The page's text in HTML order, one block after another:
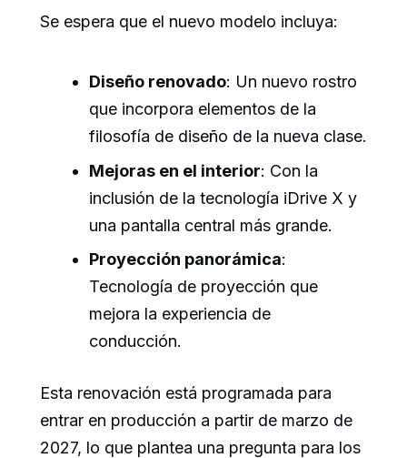
Se espera que el nuevo modelo incluya:
Diseño renovado: Un nuevo rostro
que incorpora elementos de la
filosofía de diseño de la nueva clase.
Mejoras en el interior: Con la
inclusión de la tecnología iDrive X y
una pantalla central más grande.
Proyección panorámica:
Tecnología de proyección que
mejora la experiencia de
conducción.
Esta renovación está programada para
entrar en producción a partir de marzo de
2027, lo que plantea una pregunta para los